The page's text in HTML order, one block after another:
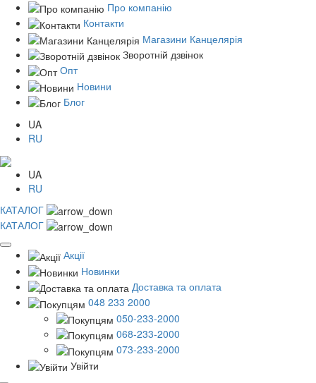
Про компанію
Контакти
Магазини Канцелярія
Зворотній дзвінок
Опт
Новини
Блог
UA
RU
UA
RU
КАТАЛОГ
КАТАЛОГ
Акції
Новинки
Доставка та оплата
048 233 2000
050-233-2000
068-233-2000
073-233-2000
Увійти